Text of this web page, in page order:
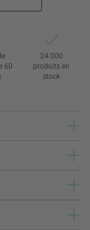
60
24 000
produits en
stock